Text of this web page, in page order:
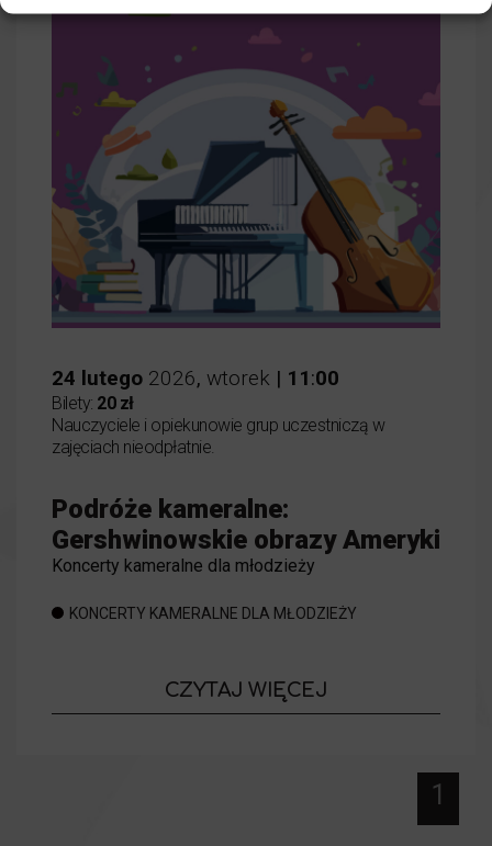
24 lutego 2026, wtorek | 11:00
Bilety: 20 zł
Nauczyciele i opiekunowie grup uczestniczą w
zajęciach nieodpłatnie.
Podróże kameralne:
Gershwinowskie obrazy Ameryki
Koncerty kameralne dla młodzieży
KONCERTY KAMERALNE DLA MŁODZIEŻY
CZYTAJ WIĘCEJ
Podróże
1